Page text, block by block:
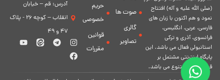
(صلی الله علیه و آله) افتتاح
نمود و هم اكنون با زبان های
فارسی، عربى، انگلیسی،
فرانسوی، آذری و ترکی
استانبولی فعال مى باشد. اين
پايگاه اينترنتى مشتمل بر
قسمت هاى متنوع مى باشد.
صوت ها
گالری
تصاویر
حریم
خصوصی
قوانین
مقررات
آدرس: قم – خیابان
انقلاب – کوچه 26 - پلاک
47 و 49